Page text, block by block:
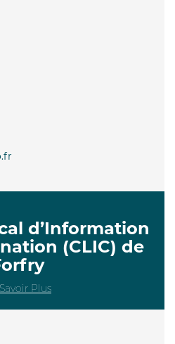
d’Information
(CLIC) de
Plus